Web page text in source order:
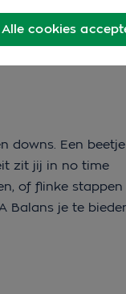
downs. Een beetje
zit jij in no time
of flinke stappen
Balans je te
Alle cookies